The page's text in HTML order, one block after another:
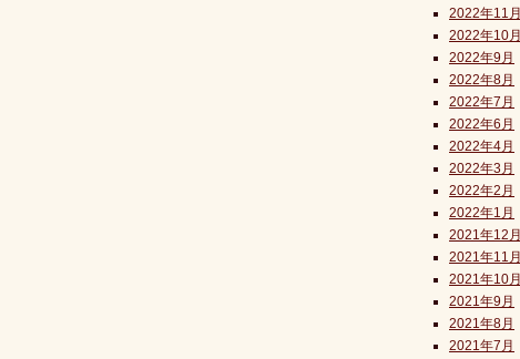
2022年11月
2022年10月
2022年9月
2022年8月
2022年7月
2022年6月
2022年4月
2022年3月
2022年2月
2022年1月
2021年12月
2021年11月
2021年10月
2021年9月
2021年8月
2021年7月